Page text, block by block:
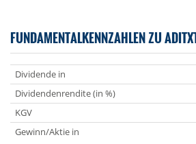
FUNDAMENTALKENNZAHLEN ZU
Dividende in
Dividendenrendite (in %)
KGV
Gewinn/Aktie in